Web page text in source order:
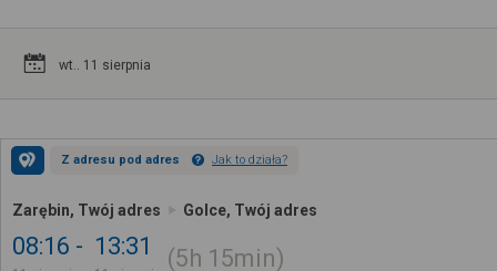
wt.. 11 sierpnia
Z adresu pod adres Jak to działa?
Zarębin, Twój adres Golce, Twój adres
08:16 13:31 5h 15min